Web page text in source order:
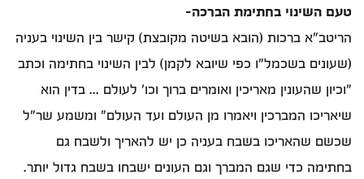
טעם השינוי בחתימת הברכה-
הריטב"א ברכות (הובא בשיטה מקובצת) קישר בין השינוי בעניה
(שעונים בשכמל"ו כפי שיובא לקמן) לבין השינוי בחתימה וכתב
"וכיון שהעונין מאריכין ואומרים ברוך וכו' לעולם ... בדין הוא
שיאריכו המברכין ויאמרו מן העולם ועד העולם" ומשמע שר"ל
שכשם שהאריכו בשבח בעניה כן יש להאריך ולשבח גם
בחתימה כדי שגם המברך וגם העונים ישבחו בשבח גדול יותר.